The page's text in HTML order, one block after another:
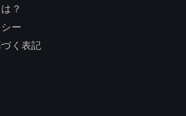
？
ー
く表記